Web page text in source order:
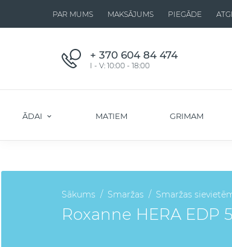
PAR MUMS MAKSĀJUMS PIEGĀDE
+ 370 604 84 474
I - V: 10:00 - 18:00
ĀDAI MATIEM GRIMAM
Sākums Smaržas Smaržas
Roxanne HERA